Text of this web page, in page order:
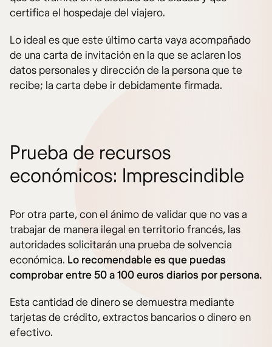
certifica el hospedaje del viajero.
Lo ideal es que este último carta vaya acompañado
de una carta de invitación en la que se aclaren los
datos personales y dirección de la persona que te
recibe; la carta debe ir debidamente firmada.
Prueba de recursos
económicos: Imprescindible
Por otra parte, con el ánimo de validar que no vas a
trabajar de manera ilegal en territorio francés, las
autoridades solicitarán una prueba de solvencia
económica. Lo recomendable es que puedas
comprobar entre 50 a 100 euros diarios por persona.
Esta cantidad de dinero se demuestra mediante
tarjetas de crédito, extractos bancarios o dinero en
efectivo.